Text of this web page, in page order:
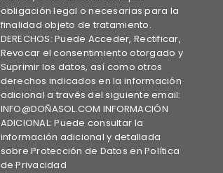
obligación legal o necesarias para la
finalidad objeto de tratamiento.
DERECHOS: Puede Acceder, Rectificar,
Revocar el consentimiento otorgado y
Suprimir los datos, así como otros
derechos indicados en la información
adicional a través del siguiente email:
INFO@DOÑASOL.COM INFORMACIÓN
ADICIONAL: Puede consultar la
información adicional y detallada
sobre Protección de Datos en Política
de Privacidad